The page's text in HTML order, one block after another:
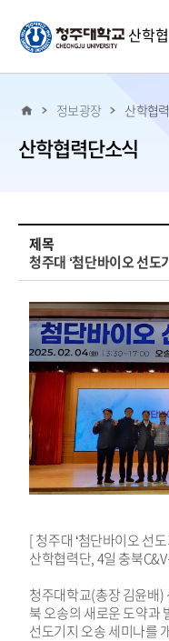
산학
정보광장 산학협
산학협력단소식
제목
청주대 ‘첨단바이오 선도
[ 청주대 ‘첨단바이오 선
산학협력단, 4일 충북
청주대학교(총장 김윤배)
북 오송의 새로운 도약과
선도기지 오송 세미나를